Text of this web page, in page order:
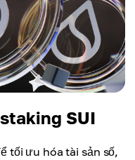
SUI
tối ưu hóa tài sản số,